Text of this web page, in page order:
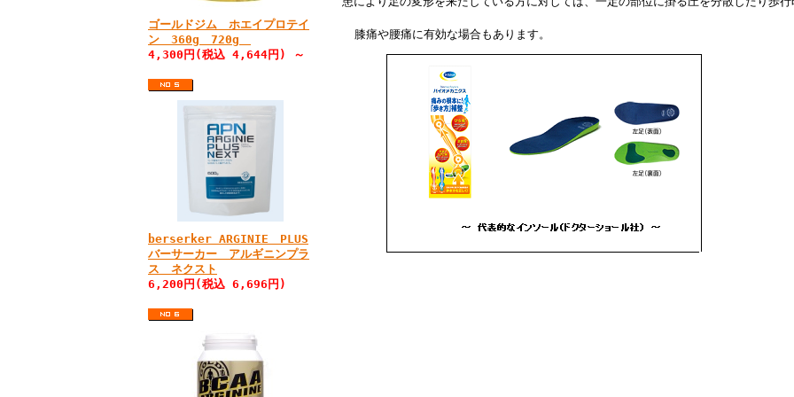
ゴールドジム ホエイプロテイ
ン 360g 720g
4,300円(税込 4,644円) ～
berserker ARGINIE PLUS
バーサーカー アルギニンプラ
ス ネクスト
6,200円(税込 6,696円)
膝痛や腰痛に有効な場合もあります。